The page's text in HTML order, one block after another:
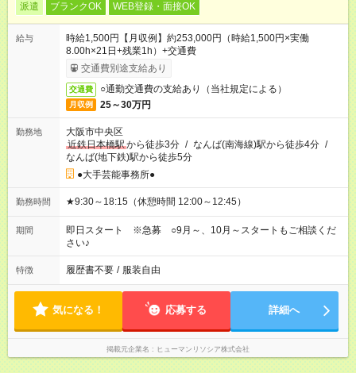
派遣 ブランクOK WEB登録・面接OK
給与
時給1,500円【月収例】約253,000円（時給1,500円×実働
8.00h×21日+残業1h）+交通費
交通費別途支給あり
交通費 ○通勤交通費の支給あり（当社規定による）
月収例 25～30万円
勤務地
大阪市中央区
近鉄日本橋駅から徒歩3分 / なんば(南海線)駅から徒歩4分 /
なんば(地下鉄)駅から徒歩5分
●大手芸能事務所●
勤務時間 ★9:30～18:15（休憩時間 12:00～12:45）
期間
即日スタート ※急募 ○9月～、10月～スタートもご相談くだ
さい♪
特徴 履歴書不要 / 服装自由
気になる！ 応募する 詳細へ
掲載元企業名 ヒューマンリソシア株式会社